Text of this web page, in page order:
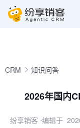
CRM 知识问答
2026年国内
纷享销客 ⋅编辑于